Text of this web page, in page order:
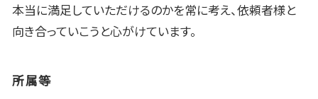
本当に満足していただけるのかを常に考え、依頼者様と
向き合っていこうと心がけています。
所属等